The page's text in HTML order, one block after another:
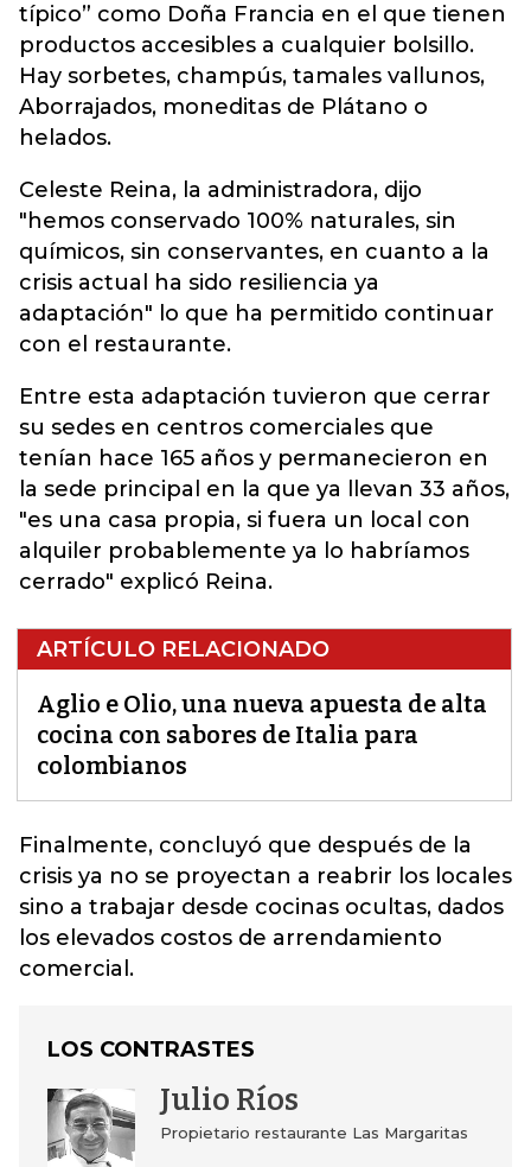
típico” como Doña Francia en el que tienen
productos accesibles a cualquier bolsillo.
Hay sorbetes, champús, tamales vallunos,
Aborrajados, moneditas de Plátano o
helados.
Celeste Reina, la administradora, dijo
"hemos conservado 100% naturales, sin
químicos, sin conservantes, en cuanto a la
crisis actual ha sido resiliencia ya
adaptación" lo que ha permitido continuar
con el restaurante.
Entre esta adaptación tuvieron que cerrar
su sedes en centros comerciales que
tenían hace 165 años y permanecieron en
la sede principal en la que ya llevan 33 años,
"es una casa propia, si fuera un local con
alquiler probablemente ya lo habríamos
cerrado" explicó Reina.
ARTÍCULO RELACIONADO
Aglio e Olio, una nueva apuesta de alta
cocina con sabores de Italia para
colombianos
Finalmente, concluyó que después de la
crisis ya no se proyectan a reabrir los locales
sino a trabajar desde cocinas ocultas, dados
los elevados costos de arrendamiento
comercial.
LOS CONTRASTES
Julio Ríos
Propietario restaurante Las Margaritas